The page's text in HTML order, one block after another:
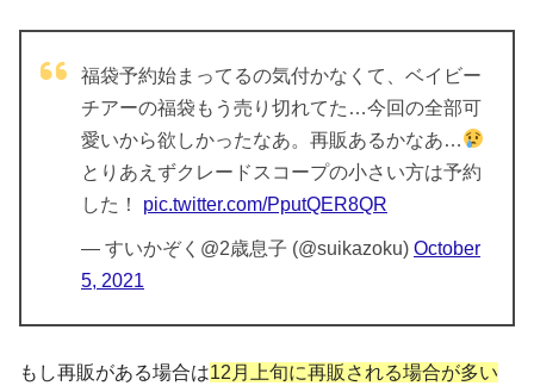
福袋予約始まってるの気付かなくて、ベイビー
チアーの福袋もう売り切れてた…今回の全部可
愛いから欲しかったなあ。再販あるかなあ…
とりあえずクレードスコープの小さい方は予約
した！ pic.twitter.com/PputQER8QR
— すいかぞく@2歳息子 (@suikazoku) October
5, 2021
もし再販がある場合は12月上旬に再販される場合が多い